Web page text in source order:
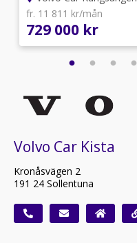
fr. 11 811 kr/mån
729 000 kr
Volvo Car Kista
Kronåsvägen 2
191 24 Sollentuna